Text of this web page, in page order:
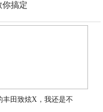
你搞定
2020-04-26
丰田致炫X，我还是不